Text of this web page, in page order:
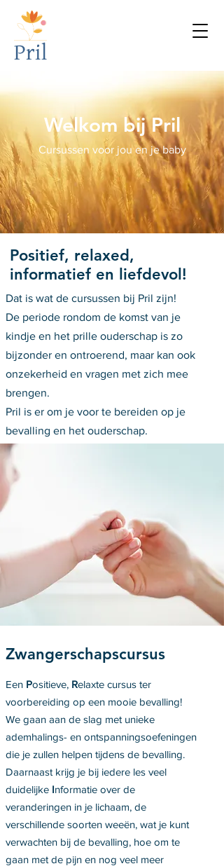
Welkom bij Pril
Cursussen voor jou en je baby
Positief, relaxed,
informatief en liefdevol!
Dat is wat de cursussen bij Pril zijn!
De periode rondom de komst van je
kindje en het prille ouderschap is zo
bijzonder en ontroerend, maar kan ook
onzekerheid en vragen met zich mee
brengen.
Pril is er om je voor te bereiden op je
bevalling en het ouderschap.
Een Positieve, Relaxte cursus ter
voorbereiding op een mooie bevalling!
We gaan aan de slag met unieke
ademhalings- en ontspanningsoefeningen
die je zullen helpen tijdens de bevalling.
Daarnaast krijg je bij iedere les veel
duidelijke Informatie over de
veranderingen in je lichaam, de
verschillende soorten weeën, wat je kunt
verwachten bij de bevalling, hoe om te
gaan met de pijn en nog veel meer
Zwangerschapscursus